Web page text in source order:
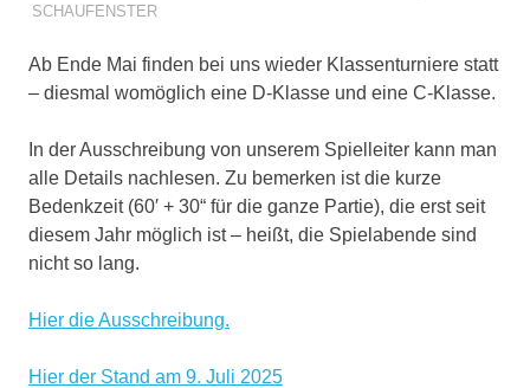
SCHAUFENSTER
Ab Ende Mai finden bei uns wieder Klassenturniere statt
– diesmal womöglich eine D-Klasse und eine C-Klasse.
In der Ausschreibung von unserem Spielleiter kann man
alle Details nachlesen. Zu bemerken ist die kurze
Bedenkzeit (60′ + 30“ für die ganze Partie), die erst seit
diesem Jahr möglich ist – heißt, die Spielabende sind
nicht so lang.
Hier die Ausschreibung.
Hier der Stand am 9. Juli 2025